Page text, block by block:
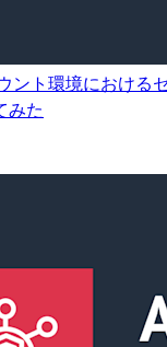
ント環境における
みた